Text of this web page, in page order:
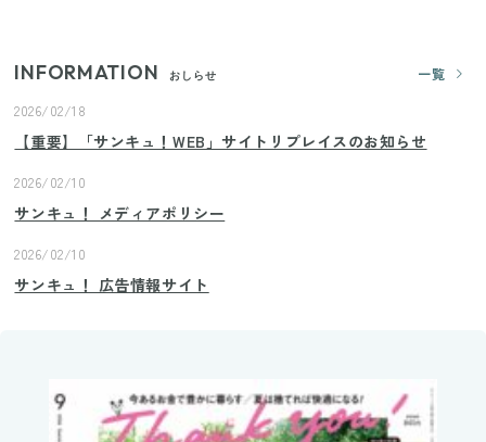
INFORMATION おしらせ
一覧
2026/02/18
【重要】「サンキュ！WEB」サイトリプレイスのお知らせ
2026/02/10
サンキュ！ メディアポリシー
2026/02/10
サンキュ！ 広告情報サイト